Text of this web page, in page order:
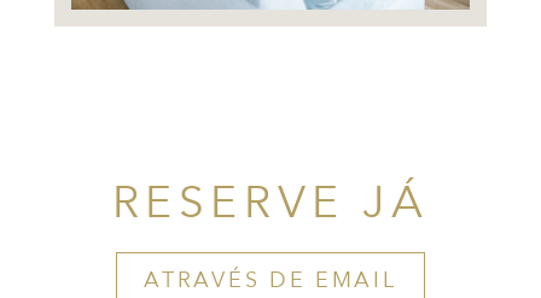
RESERVE JÁ
ATRAVÉS DE EMAIL